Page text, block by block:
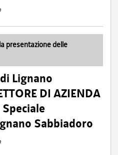
presentazione delle
Lignano
DI AZIENDA
Sabbiadoro